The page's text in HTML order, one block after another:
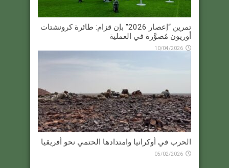
تمرين “إعصار 2026” بإن قزام: طائرة كرونشتات
أوريون مُصوَّرة في العملية
10/04/2026
الحرب في أوكرانيا وامتدادها الحتمي نحو أفريقيا
05/02/2026